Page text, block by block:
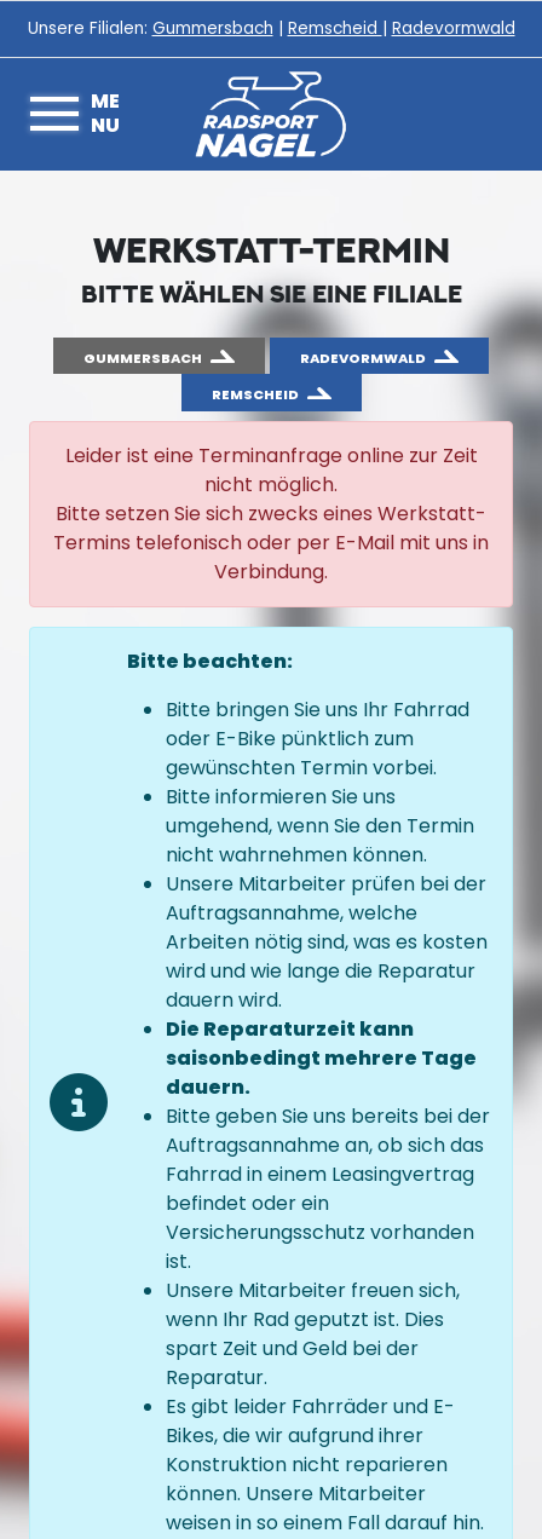
Unsere Filialen: Gummersbach | Remscheid | Radevormwald
ME
NU
WERKSTATT-TERMIN
BITTE WÄHLEN SIE EINE FILIALE
GUMMERSBACH
RADEVORMWALD
REMSCHEID
Leider ist eine Terminanfrage online zur Zeit
nicht möglich.
Bitte setzen Sie sich zwecks eines Werkstatt-
Termins telefonisch oder per E-Mail mit uns in
Verbindung.
Bitte beachten:
Bitte bringen Sie uns Ihr Fahrrad
oder E-Bike pünktlich zum
gewünschten Termin vorbei.
Bitte informieren Sie uns
umgehend, wenn Sie den Termin
nicht wahrnehmen können.
Unsere Mitarbeiter prüfen bei der
Auftragsannahme, welche
Arbeiten nötig sind, was es kosten
wird und wie lange die Reparatur
dauern wird.
Die Reparaturzeit kann
saisonbedingt mehrere Tage
dauern.
Bitte geben Sie uns bereits bei der
Auftragsannahme an, ob sich das
Fahrrad in einem Leasingvertrag
befindet oder ein
Versicherungsschutz vorhanden
ist.
Unsere Mitarbeiter freuen sich,
wenn Ihr Rad geputzt ist. Dies
spart Zeit und Geld bei der
Reparatur.
Es gibt leider Fahrräder und E-
Bikes, die wir aufgrund ihrer
Konstruktion nicht reparieren
können. Unsere Mitarbeiter
weisen in so einem Fall darauf hin.